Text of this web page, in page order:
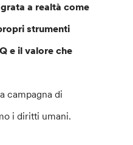
a realtà come
strumenti
e il valore che
campagna di
i diritti umani.